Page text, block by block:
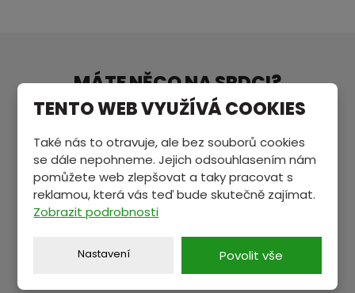
MÁTE NĚCO NA SRDCI?
Pošlete nám zprávu a my se vám ozveme.
Jméno a příjmení *
TENTO WEB VYUŽÍVÁ COOKIES
Také nás to otravuje, ale bez souborů cookies
se dále nepohneme. Jejich odsouhlasením nám
pomůžete web zlepšovat a taky pracovat s
reklamou, která vás teď bude skutečně zajímat.
Zobrazit podrobnosti
Nastavení Povolit vše